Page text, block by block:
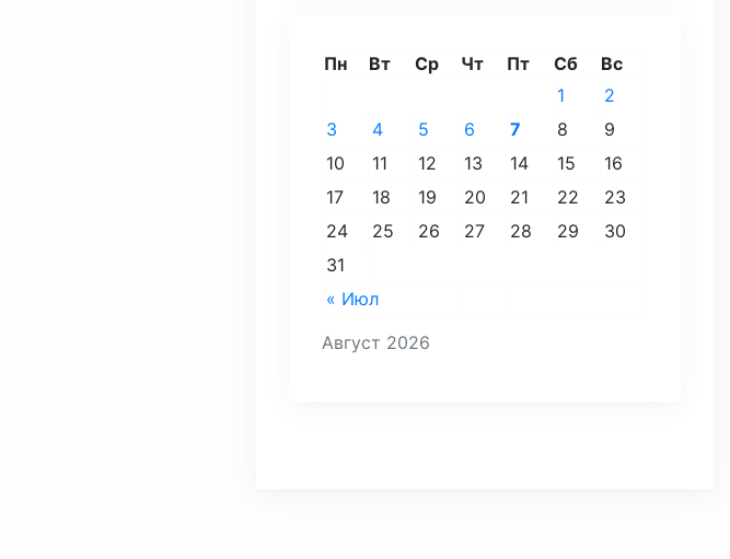
Август 2026
Пн Вт Ср Чт Пт Сб Вс
« Июл
1
2
3
4 5 6 7 8
9
10
11 12 13 14 15
16
17
18 19 20 21 22
23
24
25 26 27 28 29
30
31